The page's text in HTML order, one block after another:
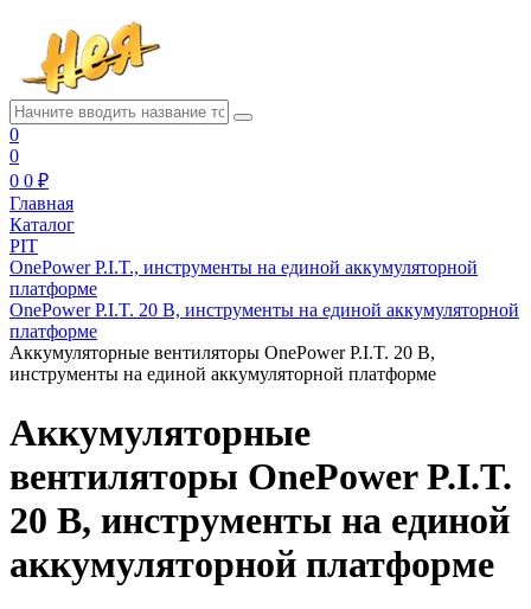
0
0
0 0 ₽
Главная
Каталог
PIT
OnePower P.I.T., инструменты на единой аккумуляторной
платформе
OnePower P.I.T. 20 В, инструменты на единой аккумуляторной
платформе
Аккумуляторные вентиляторы OnePower P.I.T. 20 В,
инструменты на единой аккумуляторной платформе
Аккумуляторные
вентиляторы OnePower P.I.T.
20 В, инструменты на единой
аккумуляторной платформе